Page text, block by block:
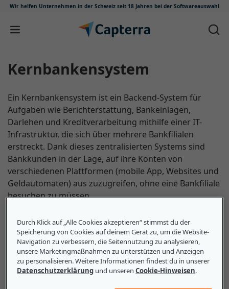
Wir helfen Unternehmen in der Schweiz seit 18 Jahren bei der Softwareauswahl
Zum Inhalt springen
Kernbankensystem
Ein Kernbankensystem ist ein Backend-System für
Aufgaben wie Berichterstattung, Bankeinlagen,
Darlehen und Kreditverarbeitung mithilfe einer IT-
Infrastruktur, die sich über mehrere Bankfilialen
erstreckt. Dank dieses zentralisierten Systems sind
Bankkunden in der Lage, auf ihre Konten von
verschiedenen Plattformen (mobile App, Websites und
Geldautomaten) aus zuzugreifen, ohne eine Bankfiliale
besuchen zu müssen.
Das sollten kleine und mittlere
Unternehmen über
Kernbankensystem wissen
Durch Klick auf „Alle Cookies akzeptieren“ stimmst du der
Speicherung von Cookies auf deinem Gerät zu, um die Website-
Navigation zu verbessern, die Seitennutzung zu analysieren,
unsere Marketingmaßnahmen zu unterstützen und Anzeigen
zu personalisieren. Weitere Informationen findest du in unserer
Datenschutzerklärung und unserenCookie-Hinweisen.